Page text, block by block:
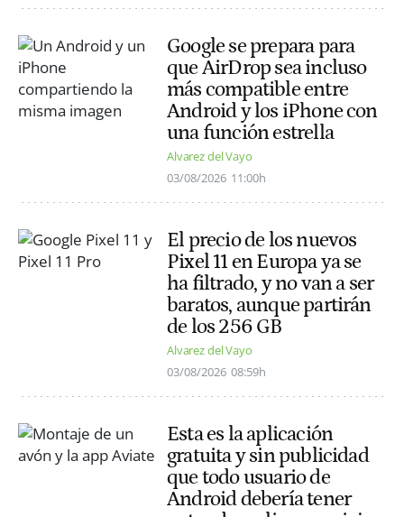
Google se prepara para
que AirDrop sea incluso
más compatible entre
Android y los iPhone con
una función estrella
Alvarez del Vayo
03/08/2026 11:00h
El precio de los nuevos
Pixel 11 en Europa ya se
ha filtrado, y no van a ser
baratos, aunque partirán
de los 256 GB
Alvarez del Vayo
03/08/2026 08:59h
Esta es la aplicación
gratuita y sin publicidad
que todo usuario de
Android debería tener